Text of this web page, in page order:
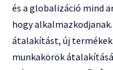
és a globalizáció mind
hogy
átalakítást, új termékek
munkakörök